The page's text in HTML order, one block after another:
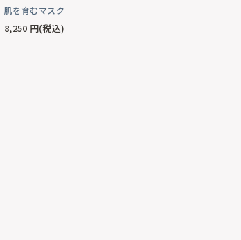
肌を育むマスク
8,250 円(税込)